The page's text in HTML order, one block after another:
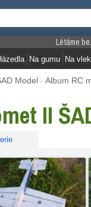
Létáme
Na gumu Na vlek
Model › Album RC
II